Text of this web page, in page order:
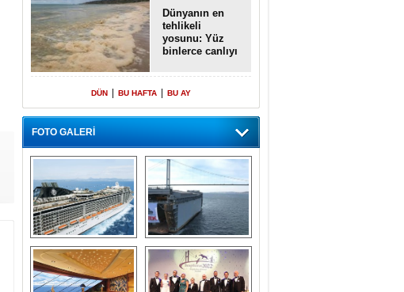
Dünyanın en
tehlikeli
yosunu: Yüz
binlerce canlıyı
DÜN BU HAFTA BU AY
FOTO GALERİ
“Gemi içinde gemi”
konsepti ile MSC
Splendida
Dünyada tek!
Denizaltı yüzer
havuzu intikal
seyrine başladı